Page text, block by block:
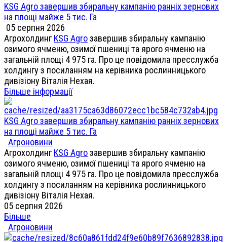
KSG Agro завершив збиральну кампанію ранніх зернових
на площі майже 5 тис. Га
05 серпня 2026
АгрохолдингKSG Agroзавершив збиральну кампанію
озимого ячменю, озимої пшениці та ярого ячменю на
загальній площі 4 975 га. Про це повідомила пресслужба
холдингу з посиланням на керівника рослинницького
дивізіону Віталія Нехая.
Більше інформації
KSG Agro завершив збиральну кампанію ранніх зернових
на площі майже 5 тис. Га
Агроновини
АгрохолдингKSG Agroзавершив збиральну кампанію
озимого ячменю, озимої пшениці та ярого ячменю на
загальній площі 4 975 га. Про це повідомила пресслужба
холдингу з посиланням на керівника рослинницького
дивізіону Віталія Нехая.
05 серпня 2026
Більше
Агроновини